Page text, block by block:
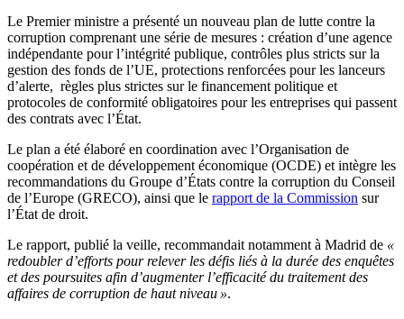
Le Premier ministre a présenté un nouveau plan de lutte contre la
corruption comprenant une série de mesures : création d’une agence
indépendante pour l’intégrité publique, contrôles plus stricts sur la
gestion des fonds de l’UE, protections renforcées pour les lanceurs
d’alerte, règles plus strictes sur le financement politique et
protocoles de conformité obligatoires pour les entreprises qui passent
des contrats avec l’État.
Le plan a été élaboré en coordination avec l’Organisation de
coopération et de développement économique (OCDE) et intègre les
recommandations du Groupe d’États contre la corruption du Conseil
de l’Europe (GRECO), ainsi que le rapport de la Commission sur
l’État de droit.
Le rapport, publié la veille, recommandait notamment à Madrid de «
redoubler d’efforts pour relever les défis liés à la durée des enquêtes
et des poursuites afin d’augmenter l’efficacité du traitement des
affaires de corruption de haut niveau ».